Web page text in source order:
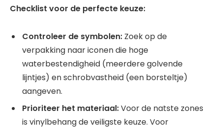
Checklist voor de perfecte keuze:
Controleer de symbolen: Zoek op de
verpakking naar iconen die hoge
waterbestendigheid (meerdere golvende
lijntjes) en schrobvastheid (een borsteltje)
aangeven.
Prioriteer het materiaal:Voor de natste zones
is vinylbehang de veiligste keuze. Voor